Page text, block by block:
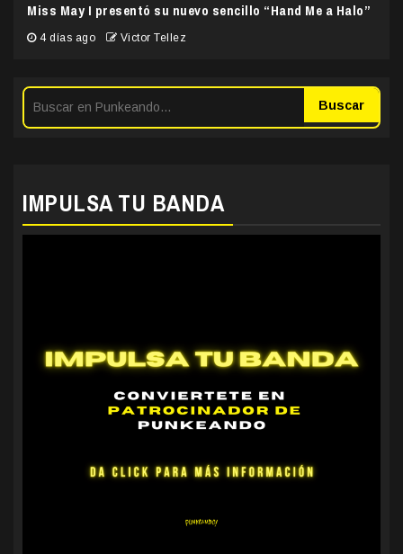
Miss May I presentó su nuevo sencillo “Hand Me a Halo”
4 días ago Victor Tellez
Buscar
IMPULSA TU BANDA